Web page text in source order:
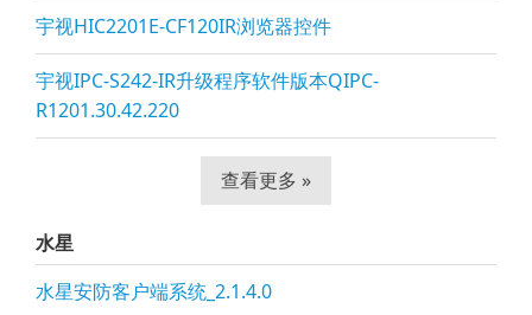
宇视HIC2201E-CF120IR浏览器控件
宇视IPC-S242-IR升级程序软件版本QIPC-
R1201.30.42.220
查看更多 »
水星
水星安防客户端系统_2.1.4.0